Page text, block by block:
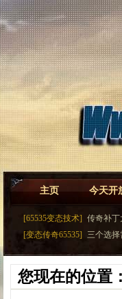
主页 今天开
[65535变态技术] 传奇补丁
[变态传奇65535]
三个选择
您现在的位置：